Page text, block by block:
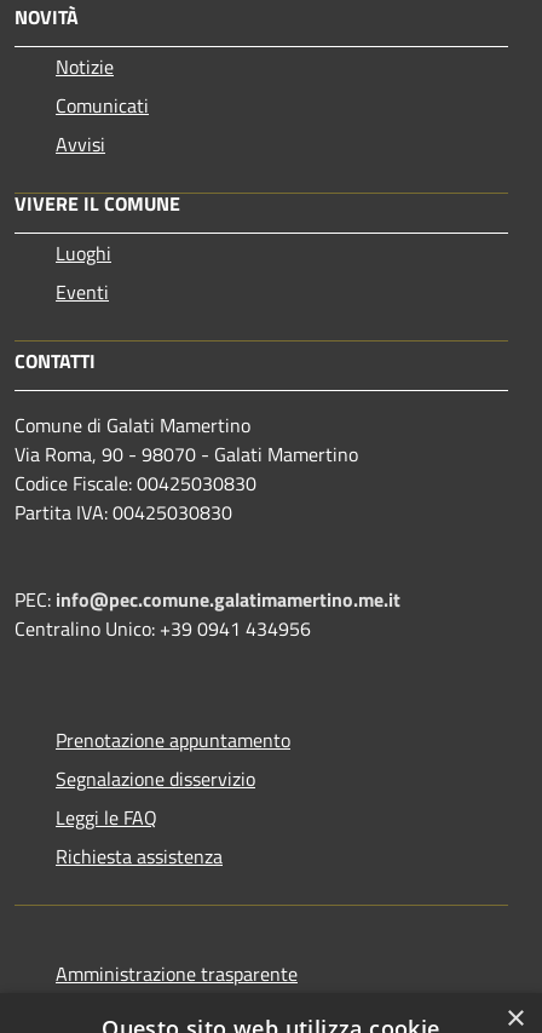
NOVITÀ
Notizie
Comunicati
Avvisi
VIVERE IL COMUNE
Luoghi
Eventi
CONTATTI
Comune di Galati Mamertino
Via Roma, 90 - 98070 - Galati Mamertino
Codice Fiscale: 00425030830
Partita IVA: 00425030830
PEC: info@pec.comune.galatimamertino.me.it
Centralino Unico: +39 0941 434956
Prenotazione appuntamento
Segnalazione disservizio
Leggi le FAQ
Richiesta assistenza
Amministrazione trasparente
×